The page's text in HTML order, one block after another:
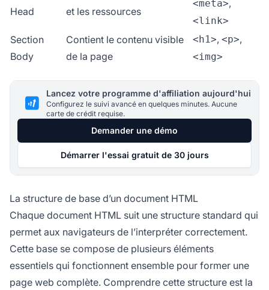
Head
et les ressources
<meta>,
<link>
Section
Body
Contient le contenu visible
de la page
<h1>, <p>,
<img>
Lancez votre programme d'affiliation aujourd'hui
Configurez le suivi avancé en quelques minutes. Aucune
carte de crédit requise.
Demander une démo
Démarrer l'essai gratuit de 30 jours
La structure de base d’un document HTML
Chaque document HTML suit une structure standard qui
permet aux navigateurs de l’interpréter correctement.
Cette base se compose de plusieurs éléments
essentiels qui fonctionnent ensemble pour former une
page web complète. Comprendre cette structure est la